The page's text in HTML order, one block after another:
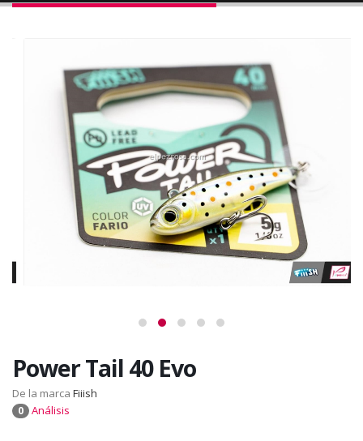
Power Tail 40 Evo
De la marca Fiiish
0 Análisis